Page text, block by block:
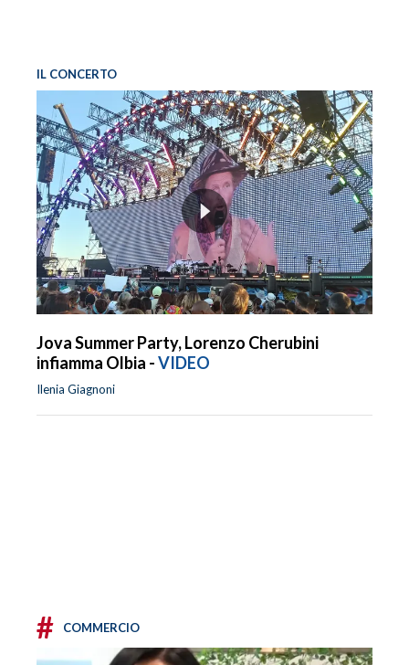
IL CONCERTO
Jova Summer Party, Lorenzo Cherubini
infiamma Olbia -VIDEO
Ilenia Giagnoni
# COMMERCIO